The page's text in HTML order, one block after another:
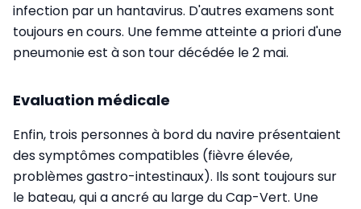
infection par un hantavirus. D'autres examens sont
toujours en cours. Une femme atteinte a priori d'une
pneumonie est à son tour décédée le 2 mai.
Evaluation médicale
Enfin, trois personnes à bord du navire présentaient
des symptômes compatibles (fièvre élevée,
problèmes gastro-intestinaux). Ils sont toujours sur
le bateau, qui a ancré au large du Cap-Vert. Une